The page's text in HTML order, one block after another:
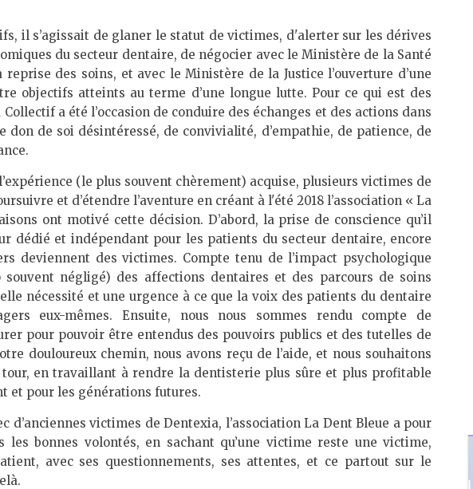
il s’agissait de glaner le statut de victimes, d'alerter sur les dérives
du secteur dentaire, de négocier avec le Ministère de la Santé
reprise des soins, et avec le Ministère de la Justice l’ouverture d’une
objectifs atteints au terme d’une longue lutte. Pour ce qui est des
a été l’occasion de conduire des échanges et des actions dans
de soi désintéressé, de convivialité, d’empathie, de patience, de
(le plus souvent chèrement) acquise, plusieurs victimes de
et d’étendre l’aventure en créant à l'été 2018 l’association « La
ont motivé cette décision. D’abord, la prise de conscience qu’il
dédié et indépendant pour les patients du secteur dentaire, encore
deviennent des victimes. Compte tenu de l’impact psychologique
négligé) des affections dentaires et des parcours de soins
nécessité et une urgence à ce que la voix des patients du dentaire
eux-mêmes. Ensuite, nous nous sommes rendu compte de
pour pouvoir être entendus des pouvoirs publics et des tutelles de
douloureux chemin, nous avons reçu de l’aide, et nous souhaitons
tour, en travaillant à rendre la dentisterie plus sûre et plus profitable
et pour les générations futures.
d’anciennes victimes de Dentexia, l’association La Dent Bleue a pour
les bonnes volontés, en sachant qu’une victime reste une victime,
avec ses questionnements, ses attentes, et ce partout sur le